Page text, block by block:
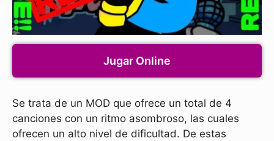
Jugar Online
Se trata de un MOD que ofrece un total de 4
canciones con un ritmo asombroso, las cuales
ofrecen un alto nivel de dificultad. De estas